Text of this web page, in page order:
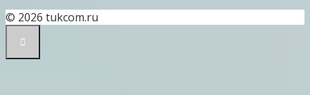
© 2026 tukcom.ru